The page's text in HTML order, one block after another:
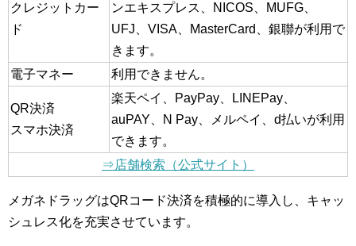
クレジットカー
ド
ンエキスプレス、NICOS、MUFG、
UFJ、VISA、MasterCard、銀聯が利用で
きます。
電子マネー
利用できません。
QR決済
スマホ決済
楽天ペイ、PayPay、LINEPay、
auPAY、N Pay、メルペイ、d払いが利用
できます。
⇒店舗検索（公式サイト）
メガネドラッグはQRコード決済を積極的に導入し、キャッ
シュレス化を充実させています。